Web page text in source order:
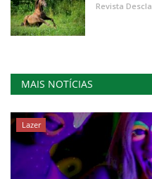
Revista Descla
MAIS NOTÍCIAS
Lazer